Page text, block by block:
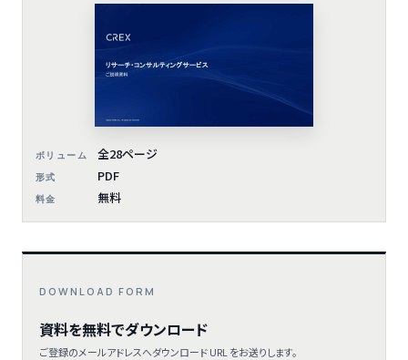
ボリューム 全28ページ
形式 PDF
料金 無料
DOWNLOAD FORM
資料を無料でダウンロード
ご登録のメールアドレスへダウンロード URL をお送りします。